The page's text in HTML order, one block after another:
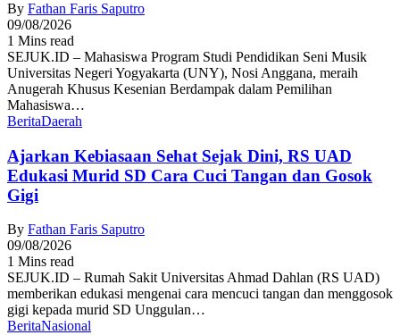
By Fathan Faris Saputro
09/08/2026
1 Mins read
SEJUK.ID – Mahasiswa Program Studi Pendidikan Seni Musik
Universitas Negeri Yogyakarta (UNY), Nosi Anggana, meraih
Anugerah Khusus Kesenian Berdampak dalam Pemilihan
Mahasiswa…
BeritaDaerah
Ajarkan Kebiasaan Sehat Sejak Dini, RS UAD
Edukasi Murid SD Cara Cuci Tangan dan Gosok
Gigi
By Fathan Faris Saputro
09/08/2026
1 Mins read
SEJUK.ID – Rumah Sakit Universitas Ahmad Dahlan (RS UAD)
memberikan edukasi mengenai cara mencuci tangan dan menggosok
gigi kepada murid SD Unggulan…
BeritaNasional